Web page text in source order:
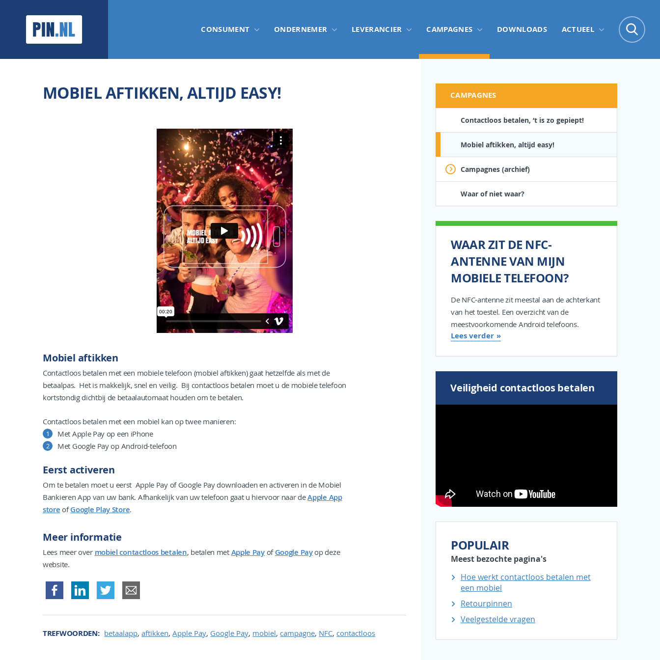
CONSUMENT ONDERNEMER LEVERANCIER CAMPAGNES DOWNLOADS ACTUEEL
MOBIEL AFTIKKEN, ALTIJD EASY!
Mobiel aftikken
Contactloos betalen met een mobiele telefoon (mobiel aftikken) gaat hetzelfde als met de
betaalpas. Het is makkelijk, snel en veilig. Bij contactloos betalen moet u de mobiele telefoon
kortstondig dichtbij de betaalautomaat houden om te betalen.
Contactloos betalen met een mobiel kan op twee manieren:
Met Apple Pay op een iPhone
Met Google Pay op Android-telefoon
Eerst activeren
Om te betalen moet u eerst Apple Pay of Google Pay downloaden en activeren in de Mobiel
Bankieren App van uw bank. Afhankelijk van uw telefoon gaat u hiervoor naar deApple App
store ofGoogle Play Store.
Meer informatie
Lees meer over mobiel contactloos betalen, betalen met Apple Payof Google Payop deze
website.
TREFWOORDEN betaalapp,aftikken,Apple Pay, Google Pay, mobiel, campagne, NFC, contactloos
CAMPAGNES
Contactloos betalen, ‘t is zo gepiept!
Mobiel aftikken, altijd easy!
Campagnes (archief)
Waar of niet waar?
WAAR ZIT DE NFC-
ANTENNE VAN MIJN
MOBIELE TELEFOON?
De NFC-antenne zit meestal aan de achterkant
van het toestel. Een overzicht van de
meestvoorkomende Android telefoons.
Lees verder
Veiligheid contactloos betalen
POPULAIR
Meest bezochte pagina's
Hoe werkt contactloos betalen met
een mobiel
Retourpinnen
Veelgestelde vragen